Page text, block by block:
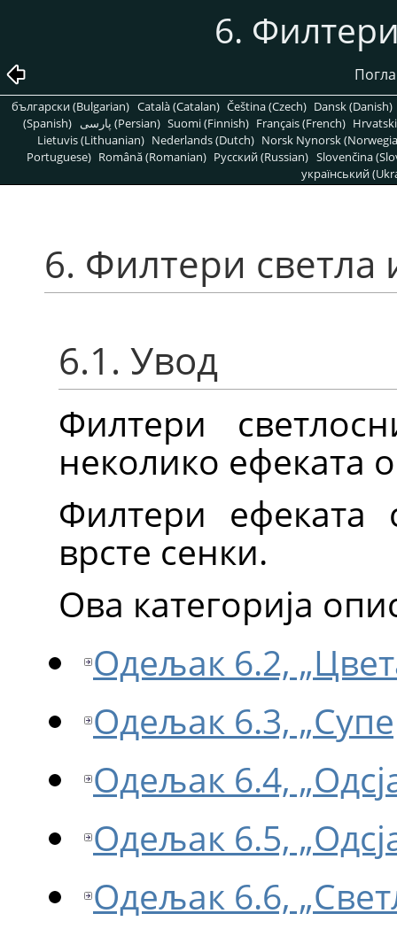
6.
български (Bulgarian) Català (Catalan) Čeština (Czech) Dansk (Danish)
(Spanish)
پارسی (Persian) Suomi (Finnish) Français (French)
Lietuvis (Lithuanian) Nederlands (Dutch) Norsk Nynorsk
Portuguese) Română (Romanian) Pусский (Russian) Slovenčina
український
6. Филтери светла
6.1. Увод
Филтери
неколико ефеката
Филтери ефеката
врсте сенки.
Ова категорија
Одељак 6.2,
Одељак 6.3,
Одељак 6.4,
Одељак 6.5,
Одељак 6.6,